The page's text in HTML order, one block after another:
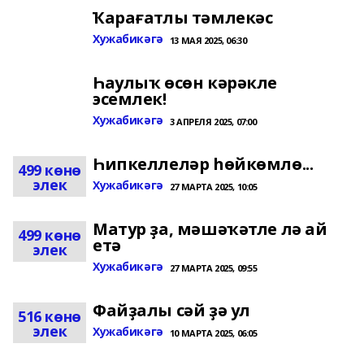
Ҡарағатлы тәмлекәс
Хужабикәгә 13 МАЯ 2025, 06:30
Һаулыҡ өсөн кәрәкле
эсемлек!
Хужабикәгә 3 АПРЕЛЯ 2025, 07:00
499 көнө
элек
Һипкеллеләр һөйкөмлө...
Хужабикәгә 27 МАРТА 2025, 10:05
499 көнө
элек
Матур ҙа, мәшәҡәтле лә ай
етә
Хужабикәгә 27 МАРТА 2025, 09:55
516 көнө
элек
Файҙалы сәй ҙә ул
Хужабикәгә 10 МАРТА 2025, 06:05